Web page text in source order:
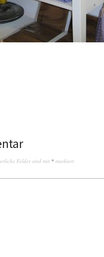
Felder sind mit * markiert